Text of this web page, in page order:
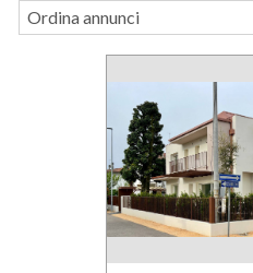
Ordina annunci